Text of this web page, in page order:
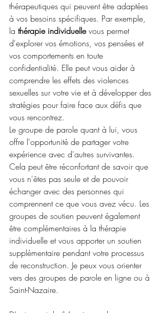
thérapeutiques qui peuvent être adaptées
à vos besoins spécifiques. Par exemple,
la thérapie individuelle vous permet
d'explorer vos émotions, vos pensées et
vos comportements en toute
confidentialité. Elle peut vous aider à
comprendre les effets des violences
sexuelles sur votre vie et à développer des
stratégies pour faire face aux défis que
vous rencontrez.
Le groupe de parole quant à lui, vous
offre l'opportunité de partager votre
expérience avec d'autres survivantes.
Cela peut être réconfortant de savoir que
vous n'êtes pas seule et de pouvoir
échanger avec des personnes qui
comprennent ce que vous avez vécu. Les
groupes de soutien peuvent également
être complémentaires à la thérapie
individuelle et vous apporter un soutien
supplémentaire pendant votre processus
de reconstruction. Je peux vous orienter
vers des groupes de parole en ligne ou à
Saint-Nazaire.